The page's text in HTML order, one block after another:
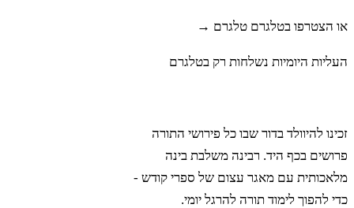
או הצטרפו בטלגרם טלגרם →
העליות היומיות נשלחות רק בטלגרם
זכינו להיוולד בדור שבו כל פירושי התורה
פרושים בכף היד. רבינה משלבת בינה
מלאכותית עם מאגר עצום של ספרי קודש -
כדי להפוך לימוד תורה להרגל יומי.